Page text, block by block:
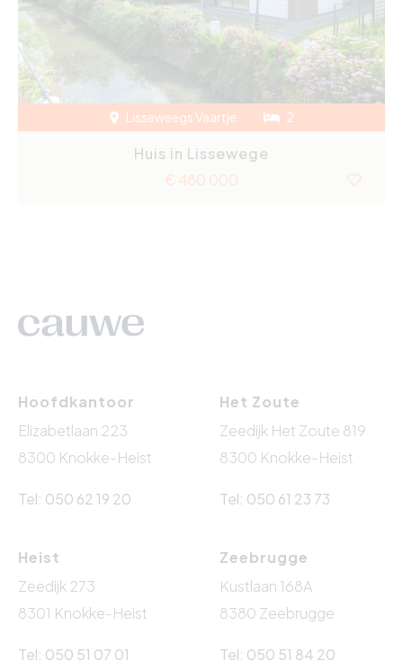
Lisseweegs Vaartje 2
Huis in Lissewege
€ 480 000
Hoofdkantoor
Elizabetlaan 223
8300 Knokke-Heist
Tel: 050 62 19 20
Het Zoute
Zeedijk Het Zoute 819
8300 Knokke-Heist
Tel: 050 61 23 73
Heist
Zeedijk 273
8301 Knokke-Heist
Tel: 050 51 07 01
Zeebrugge
Kustlaan 168A
8380 Zeebrugge
Tel: 050 51 84 20